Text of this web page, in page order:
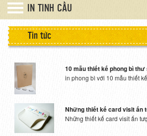
Danh mục
Thiết kế Logo
Lịch gia đình
In phong bì thư
In tiêu đề thư
In card visit
IN TINH CẦU
Tin tức
10 mẫu thiết kế phong bì thư
in phong bì với 10 mẫu thiết
Những thiết kế card visit ấn
Những thiết kế card visit ấn